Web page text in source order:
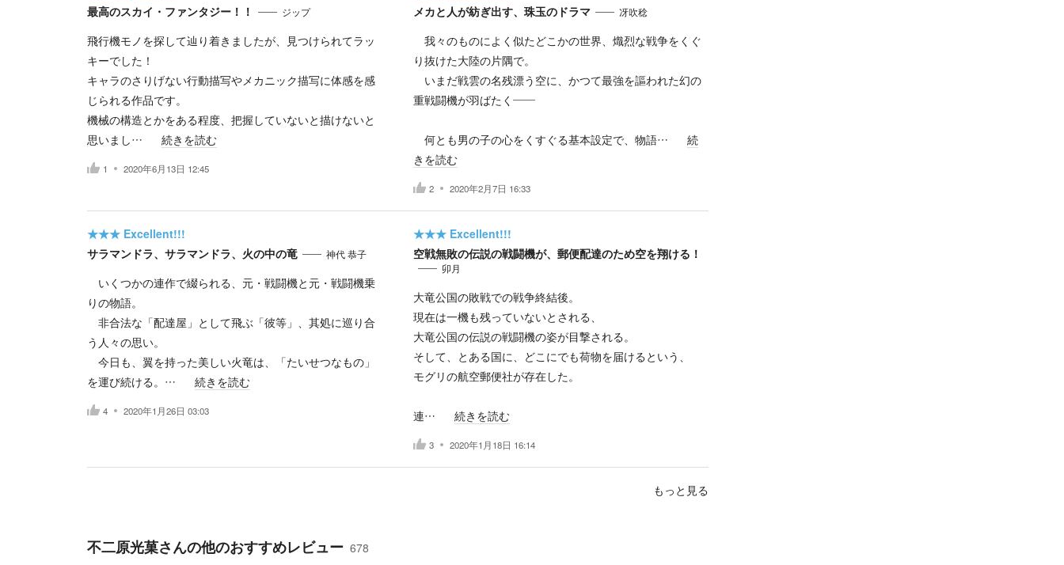
最高のスカイ・ファンタジー！！
ジップ
飛行機モノを探して辿り着きましたが、見つけられてラッ
キーでした！
キャラのさりげない行動描写やメカニック描写に体感を感
じられる作品です。
機械の構造とかをある程度、把握していないと描けないと
思いまし…
続きを読む
1 2020年6月13日 12:45
メカと人が紡ぎ出す、珠玉のドラマ
冴吹稔
我々のものによく似たどこかの世界、熾烈な戦争をくぐ
り抜けた大陸の片隅で。
いまだ戦雲の名残漂う空に、かつて最強を謳われた幻の
重戦闘機が羽ばたく――
何とも男の子の心をくすぐる基本設定で、物語…
続
きを読む
2 2020年2月7日 16:33
★★★ Excellent!!!
サラマンドラ、サラマンドラ、火の中の竜
神代 恭子
いくつかの連作で綴られる、元・戦闘機と元・戦闘機乗
りの物語。
非合法な「配達屋」として飛ぶ「彼等」、其処に巡り合
う人々の思い。
今日も、翼を持った美しい火竜は、「たいせつなもの」
を運び続ける。…
続きを読む
4 2020年1月26日 03:03
★★★ Excellent!!!
空戦無敗の伝説の戦闘機が、郵便配達のため空を翔ける！
卯月
大竜公国の敗戦での戦争終結後。
現在は一機も残っていないとされる、
大竜公国の伝説の戦闘機の姿が目撃される。
そして、とある国に、どこにでも荷物を届けるという、
モグリの航空郵便社が存在した。
連… 続きを読む
3 2020年1月18日 16:14
もっと見る
不二原光菓さんの他のおすすめレビュー 678